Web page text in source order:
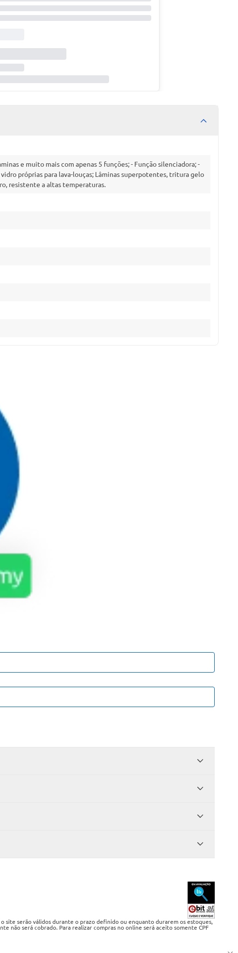
e muito mais com apenas 5 funções; - Função silenciadora; -
próprias para lava-louças; Lâminas superpotentes, tritura gelo
resistente a altas temperaturas.
site serão válidos durante o prazo definido ou enquanto durarem os estoques,
será cobrado. Para realizar compras no online será aceito somente CPF